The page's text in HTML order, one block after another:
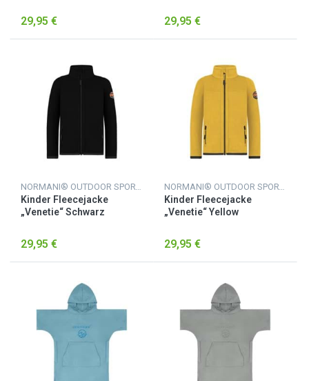
29,95 € 29,95 €
NORMANI® OUTDOOR SPORTS
Kinder Fleecejacke
„Venetie“ Schwarz
29,95 €
NORMANI® OUTDOOR SPORTS
Kinder Fleecejacke
„Venetie“ Yellow
29,95 €